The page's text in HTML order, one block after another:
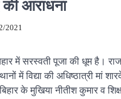
की आराधना
2021
में सरस्वती पूजा की धूम है।
में विद्या की अधिष्ठात्री मां
के मुखिया नीतीश कुमार व